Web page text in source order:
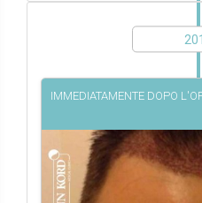
IMMEDIATAMENTE DOPO